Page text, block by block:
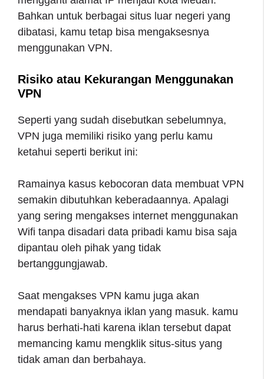
Bahkan untuk berbagai situs luar negeri yang
dibatasi, kamu tetap bisa mengaksesnya
menggunakan VPN.
Risiko atau Kekurangan Menggunakan
VPN
Seperti yang sudah disebutkan sebelumnya,
VPN juga memiliki risiko yang perlu kamu
ketahui seperti berikut ini:
Ramainya kasus kebocoran data membuat VPN
semakin dibutuhkan keberadaannya. Apalagi
yang sering mengakses internet menggunakan
Wifi tanpa disadari data pribadi kamu bisa saja
dipantau oleh pihak yang tidak
bertanggungjawab.
Saat mengakses VPN kamu juga akan
mendapati banyaknya iklan yang masuk. kamu
harus berhati-hati karena iklan tersebut dapat
memancing kamu mengklik situs-situs yang
tidak aman dan berbahaya.